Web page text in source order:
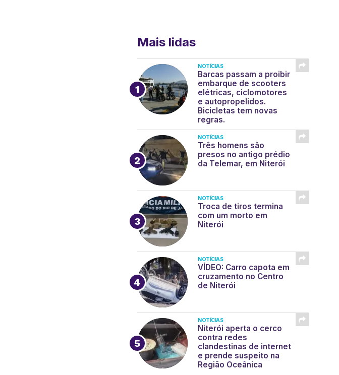
Mais lidas
NOTÍCIAS
Barcas passam a proibir
embarque de scooters
elétricas, ciclomotores
e autopropelidos.
Bicicletas tem novas
regras.
NOTÍCIAS
Três homens são
presos no antigo prédio
da Telemar, em Niterói
NOTÍCIAS
Troca de tiros termina
com um morto em
Niterói
NOTÍCIAS
VÍDEO: Carro capota em
cruzamento no Centro
de Niterói
NOTÍCIAS
Niterói aperta o cerco
contra redes
clandestinas de internet
e prende suspeito na
Região Oceânica